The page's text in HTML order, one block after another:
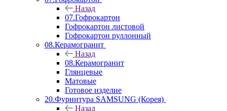
Назад
07.Гофрокартон
Гофрокартон листовой
Гофрокартон руллонный
08.Керамогранит
Назад
08.Керамогранит
Глянцевые
Матовые
Готовое изделие
20.Фурнитура SAMSUNG (Корея)
Назад